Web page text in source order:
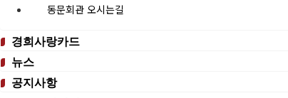
동문회관 오시는길
경희사랑카드
뉴스
공지사항